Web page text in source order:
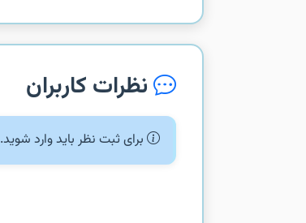
نظرات کاربران
برای ثبت نظر باید وارد شوید.